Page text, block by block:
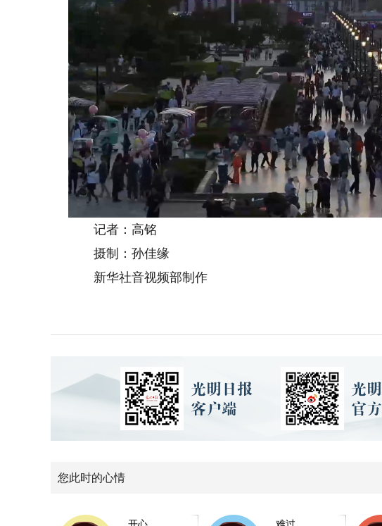
记者：高铭
摄制：孙佳缘
新华社音视频部制作
您此时的心情